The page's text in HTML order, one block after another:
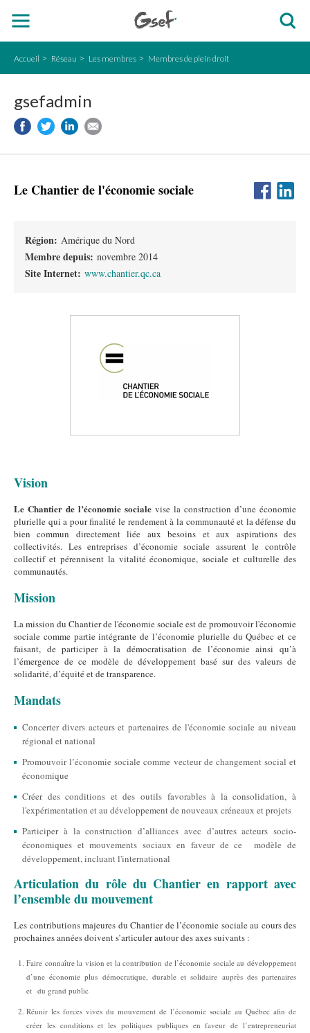
Accueil Réseau Les membres Membres de plein droit
gsefadmin
Le Chantier de l'économie sociale
Région: Amérique du Nord
Membre depuis: novembre 2014
Site Internet: www.chantier.qc.ca
Vision
Le Chantier de l’économie sociale vise la construction d’une économie
plurielle qui a pour finalité le rendement à la communauté et la défense du
bien commun directement liée aux besoins et aux aspirations des
collectivités. Les entreprises d’économie sociale assurent le contrôle
collectif et pérennisent la vitalité économique, sociale et culturelle des
communautés.
Mission
La mission du Chantier de l'économie sociale est de promouvoir l'économie
sociale comme partie intégrante de l’économie plurielle du Québec et ce
faisant, de participer à la démocratisation de l’économie ainsi qu’à
l’émergence de ce modèle de développement basé sur des valeurs de
solidarité, d’équité et de transparence.
Mandats
Concerter divers acteurs et partenaires de l'économie sociale au niveau
régional et national
Promouvoir l’économie sociale comme vecteur de changement social et
économique
Créer des conditions et des outils favorables à la consolidation, à
l'expérimentation et au développement de nouveaux créneaux et projets
Participer à la construction d’alliances avec d’autres acteurs socio-
économiques et mouvements sociaux en faveur de ce modèle de
développement, incluant l'international
Articulation du rôle du Chantier en rapport avec
l’ensemble du mouvement
Les contributions majeures du Chantier de l’économie sociale au cours des
prochaines années doivent s’articuler autour des axes suivants :
Faire connaître la vision et la contribution de l’économie sociale au développement
d’une économie plus démocratique, durable et solidaire auprès des partenaires
et du grand public
Réunir les forces vives du mouvement de l’économie sociale au Québec afin de
créer les conditions et les politiques publiques en faveur de l’entrepreneuriat